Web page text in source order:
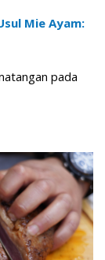
Mie Ayam:
pada